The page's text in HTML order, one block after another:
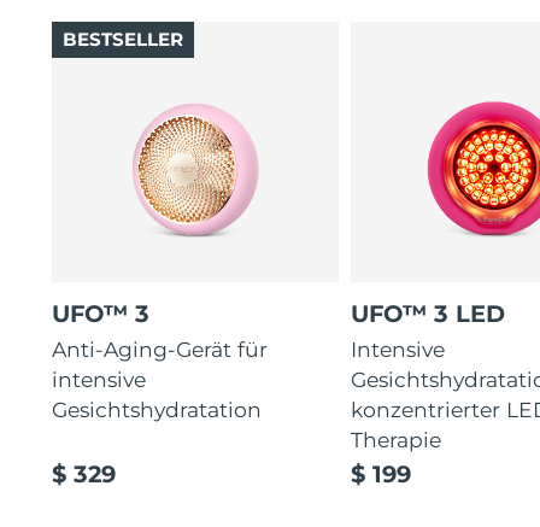
UFO™ 3
Anti-Aging-Gerät für
intensive
Gesichtshydratation
$ 329
BESTSELLER
UFO™ 3 LED
Intensive
konzentrierter
Therapie
$ 199